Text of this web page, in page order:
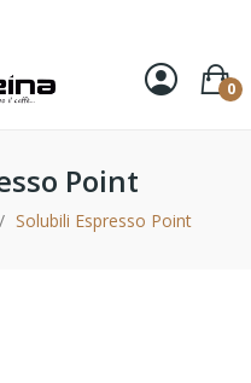
0
Point
Solubili Espresso Point